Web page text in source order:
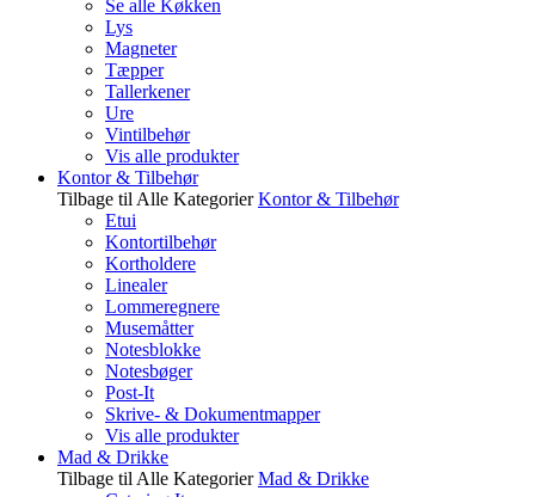
Se alle Køkken
Lys
Magneter
Tæpper
Tallerkener
Ure
Vintilbehør
Vis alle produkter
Kontor & Tilbehør
Tilbage til Alle Kategorier Kontor & Tilbehør
Etui
Kontortilbehør
Kortholdere
Linealer
Lommeregnere
Musemåtter
Notesblokke
Notesbøger
Post-It
Skrive- & Dokumentmapper
Vis alle produkter
Mad & Drikke
Tilbage til Alle Kategorier Mad & Drikke